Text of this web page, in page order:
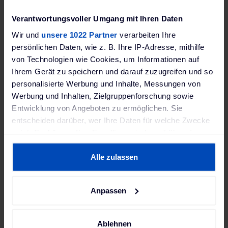
Verantwortungsvoller Umgang mit Ihren Daten
Wir und unsere 1022 Partner verarbeiten Ihre
persönlichen Daten, wie z. B. Ihre IP-Adresse, mithilfe
von Technologien wie Cookies, um Informationen auf
Ihrem Gerät zu speichern und darauf zuzugreifen und so
personalisierte Werbung und Inhalte, Messungen von
Werbung und Inhalten, Zielgruppenforschung sowie
Entwicklung von Angeboten zu ermöglichen. Sie
entscheiden darüber, wer Ihre Daten für welche Zwecke
Cookie-Erklärung oder durch Klicken auf das Privacy
Trigger Symbol ändern oder widerrufen
Informationen über Ihre geografische Lage erfassen,
Ihr Gerät durch aktives Scannen nach bestimmten
Alle zulassen
Anpassen
Ablehnen
Speziell für Betonbalkone
entwickelt
Dieses Set ist optimal für massive
Betonbrüstungen geeignet und bietet eine
stabile, sichere Lösung ohne Bohren. Die
Halterung wird einfach aufgesetzt und
fixiert, sodass keine Schäden am Gebäude
entstehen. Damit eignet sich das System
Neigungswinkel flexibel einstellen, um die
und den Ertrag zu maximieren.
Effiziente Leistung für deinen